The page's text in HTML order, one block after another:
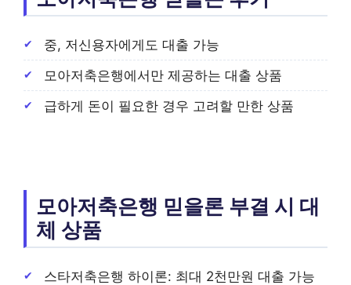
중, 저신용자에게도 대출 가능
모아저축은행에서만 제공하는 대출 상품
급하게 돈이 필요한 경우 고려할 만한 상품
모아저축은행 믿을론 부결 시 대
체 상품
스타저축은행 하이론: 최대 2천만원 대출 가능